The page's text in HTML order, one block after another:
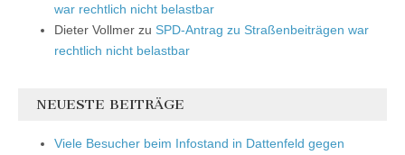
war rechtlich nicht belastbar
Dieter Vollmer zu SPD-Antrag zu Straßenbeiträgen war
rechtlich nicht belastbar
NEUESTE BEITRÄGE
Viele Besucher beim Infostand in Dattenfeld gegen